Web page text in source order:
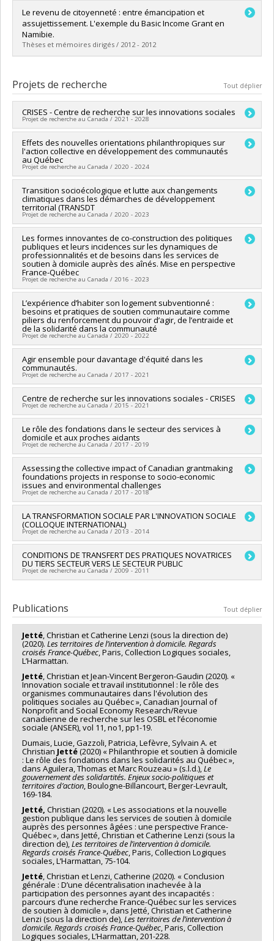
Diplômé(e) : Joseph, Jean Alex
Cycle :Maîtrise
Diplôme obtenu :
Lien vers le document dans Papyrus
Le revenu de citoyenneté : entre émancipation et
assujettissement. L'exemple du Basic Income Grant en
Namibie.
Thèses et mémoires dirigés / 2012 - 2012
Cycle : Maîtrise
Diplôme obtenu :M. Sc.
Lien vers le document dans Papyrus
Projets de recherche Tout déplier
CRISES - Centre de recherche sur les innovations sociales
Projet de recherche au Canada / 2021 - 2028
Chercheur principal : Sylvain Lefèvre,Sonia Tello Rozas
Co-chercheurs :Christian Jetté
Sources de financement :FRQSC/Fonds de recherche du
Québec - Société et culture (FQRSC)
Programmes de subvention :PV129894-(RG) Programme
Regroupements stratégiques
Effets des nouvelles orientations philanthropiques sur
l'action collective en développement des communautés
au Québec
Projet de recherche au Canada / 2020 - 2024
Chercheur principal : Bourque Denis
Co-chercheurs :Christian Jetté
Sources de financement :CRSH/Conseil de recherches en
sciences humaines du Canada
Programmes de subvention : PVXXXXXX-Subvention Savoir
Transition socioécologique et lutte aux changements
climatiques dans les démarches de développement
territorial (TRANSDT
Projet de recherche au Canada / 2020 - 2023
Chercheur principal :Denis Bourque
Co-chercheurs :Christian Jetté
Sources de financement :CRSH/Conseil de recherches en
sciences humaines du Canada
Programmes de subvention : PVX99097-Subvention de
développement de partenariat
Les formes innovantes de co-construction des politiques
publiques et leurs incidences sur les dynamiques de
professionnalités et de besoins dans les services de
soutien à domicile auprès des aînés. Mise en perspective
France‐Québec
Projet de recherche au Canada / 2016 - 2023
Chercheur principal : Christian Jetté
Co-chercheurs : Yves Vaillancourt,Lucie Dumais
Sources de financement :FRQSC/Fonds de recherche du
Québec - Société et culture (FQRSC)
Programmes de subvention :PVXXXXXX-(QF) Appui à des
collaborations inter-Agences FQRSC-ANR
L’expérience d’habiter son logement subventionné :
besoins et pratiques de soutien communautaire comme
piliers du renforcement du pouvoir d’agir, de l’entraide et
de la solidarité dans la communauté
Projet de recherche au Canada / 2020 - 2022
Chercheur principal :Judith Lapierre
Co-chercheurs :
Christian Jetté
Sources de financement :
Programmes de subvention :PVXXXXXX-(AC) Programme des
actions concertées
Agir ensemble pour davantage d'équité dans les
communautés.
Projet de recherche au Canada / 2017 - 2021
Chercheur principal : André-Anne Parent
Co-chercheurs :Deena White ,Christian Jetté
Greissler
Sources de financement :IRSC/Instituts de recherche en
santé du Canada
Programmes de subvention :PVXXXXXX-Subventions pour
réunion, planification et dissémination
Centre de recherche sur les innovations sociales - CRISES
Projet de recherche au Canada / 2015 - 2021
Chercheur principal :Juan-Luis Klein,Sylvain Lefèvre
Co-chercheurs :Christian Jetté
Sources de financement :
Programmes de subvention :PV129894-(RG) Programme
Regroupements stratégiques
Le rôle des fondations dans le secteur des services à
domicile et aux proches aidants
Projet de recherche au Canada / 2017 - 2019
Chercheur principal : Lucie Dumais
Co-chercheurs :Christian Jetté
Sources de financement :CRSH/Conseil de recherches en
sciences humaines du Canada
Programmes de subvention :
Assessing the collective impact of Canadian grantmaking
foundations projects in response to socio-economic
issues and environmental challenges
Projet de recherche au Canada / 2017 - 2018
Chercheur principal : Jean-Marc Fontan
Co-chercheurs : Christian Jetté
Sources de financement :
Programmes de subvention :
LA TRANSFORMATION SOCIALE PAR L'INNOVATION SOCIALE
(COLLOQUE INTERNATIONAL)
Projet de recherche au Canada / 2013 - 2014
Chercheur principal :Juan-Luis Klein
Co-chercheurs :Christian Jetté
Sources de financement :
CONDITIONS DE TRANSFERT DES PRATIQUES NOVATRICES
DU TIERS SECTEUR VERS LE SECTEUR PUBLIC
Projet de recherche au Canada / 2009 - 2011
Publications Tout déplier
Jetté, Christian et Catherine Lenzi (sous la direction de)
(2020). Les territoires de l’intervention à domicile. Regards
croisés France-Québec, Paris, Collection Logiques sociales,
L’Harmattan.
Jetté, Christian et Jean-Vincent Bergeron-Gaudin (2020). «
Innovation sociale et travail institutionnel : le rôle des
organismes communautaires dans l'évolution des
politiques sociales au Québec », Canadian Journal of
Nonprofit and Social Economy Research/Revue
canadienne de recherche sur les OSBL et l’économie
sociale (ANSER), vol 11, no1, pp1-19.
Dumais, Lucie, Gazzoli, Patricia, Lefèvre, Sylvain A. et
Christian Jetté(2020) « Philanthropie et soutien à domicile
: Le rôle des fondations dans les solidarités au Québec »,
dans Aguilera, Thomas et Marc Rouzeau » (s.l.d.),Le
gouvernement des solidartités. Enjeux socio-politiques et
territoires d’action, Boulogne-Billancourt, Berger-Levrault,
169-184.
Jetté, Christian (2020). « Les associations et la nouvelle
gestion publique dans les services de soutien à domicile
auprès des personnes âgées : une perspective France-
Québec », dans Jetté, Christian et Catherine Lenzi (sous la
direction de),Les territoires de l’intervention à domicile.
Regards croisés France-Québec, Paris, Collection Logiques
sociales, L’Harmattan, 75-104.
Jetté, Christian et Lenzi, Catherine (2020). « Conclusion
générale : D’une décentralisation inachevée à la
participation des personnes ayant des incapacités :
parcours d’une recherche France-Québec sur les services
de soutien à domicile », dans Jetté, Christian et Catherine
Lenzi (sous la direction de),Les territoires de l’intervention à
domicile. Regards croisés France-Québec, Paris, Collection
Logiques sociales, L’Harmattan, 201-228.